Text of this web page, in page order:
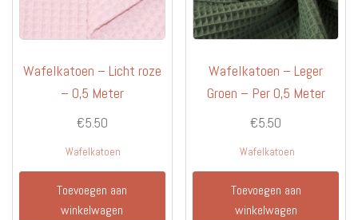
Wafelkatoen – Licht roze
– 0,5 Meter
€5.50
Wafelkatoen
Toevoegen aan
winkelwagen
Wafelkatoen – Leger
Groen – Per 0,5 Meter
€5.50
Wafelkatoen
Toevoegen aan
winkelwagen